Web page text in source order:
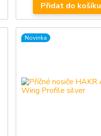
Přidat do košíku
Novinka